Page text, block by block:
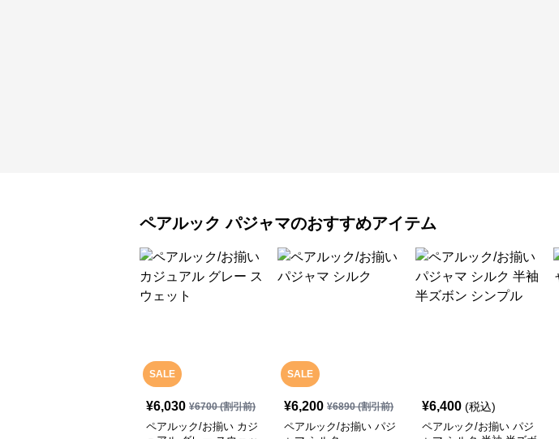
ペアルック パジャマのおすすめアイテム
SALE
¥6,030 ¥6700(割引前)
ペアルック/お揃い カジ
SALE
¥6,200 ¥6890(割引前)
ペアルック/お揃い パジ
¥6,400 (税込)
ペアルック/お揃い パジ